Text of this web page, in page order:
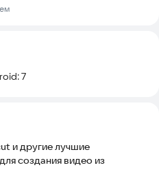
7
и другие лучшие
создания видео из